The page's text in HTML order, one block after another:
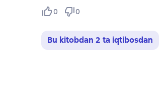
0 0
Bu kitobdan 2 ta iqtibosdan